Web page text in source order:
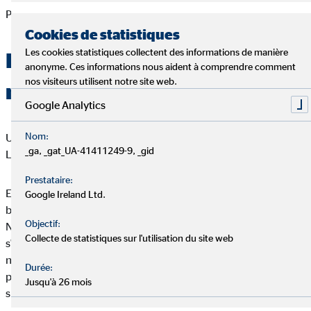
Pour ces raisons, nous avons adopté la nétiquette suivante :
Bienvenue sur nos canaux
numériques !
Une fois n'est pas coutume, nous vous tutoyons ici. Pourquoi ?
Le tutoiement fait partie intégrante de notre Nétiquette.
En principe, nous saluons les échanges et apprécions
beaucoup les commentaires, les réactions et les suggestions.
Nous attachons une grande importance à ce que chacun puisse
s'exprimer librement et que personne ne soit exclu. Afin que
nos canaux restent un environnement respectueux et positif
pour tous, nous te demandons de respecter les règles
suivantes.
Cookies de statistiques
Les cookies statistiques collectent des informations de manière
anonyme. Ces informations nous aident à comprendre comment
nos visiteurs utilisent notre site web.
Google Analytics
Nom:
_ga, _gat_UA-41411249-9, _gid
Prestataire:
Google Ireland Ltd.
Objectif:
Collecte de statistiques sur l'utilisation du site web
Durée:
Jusqu'à 26 mois